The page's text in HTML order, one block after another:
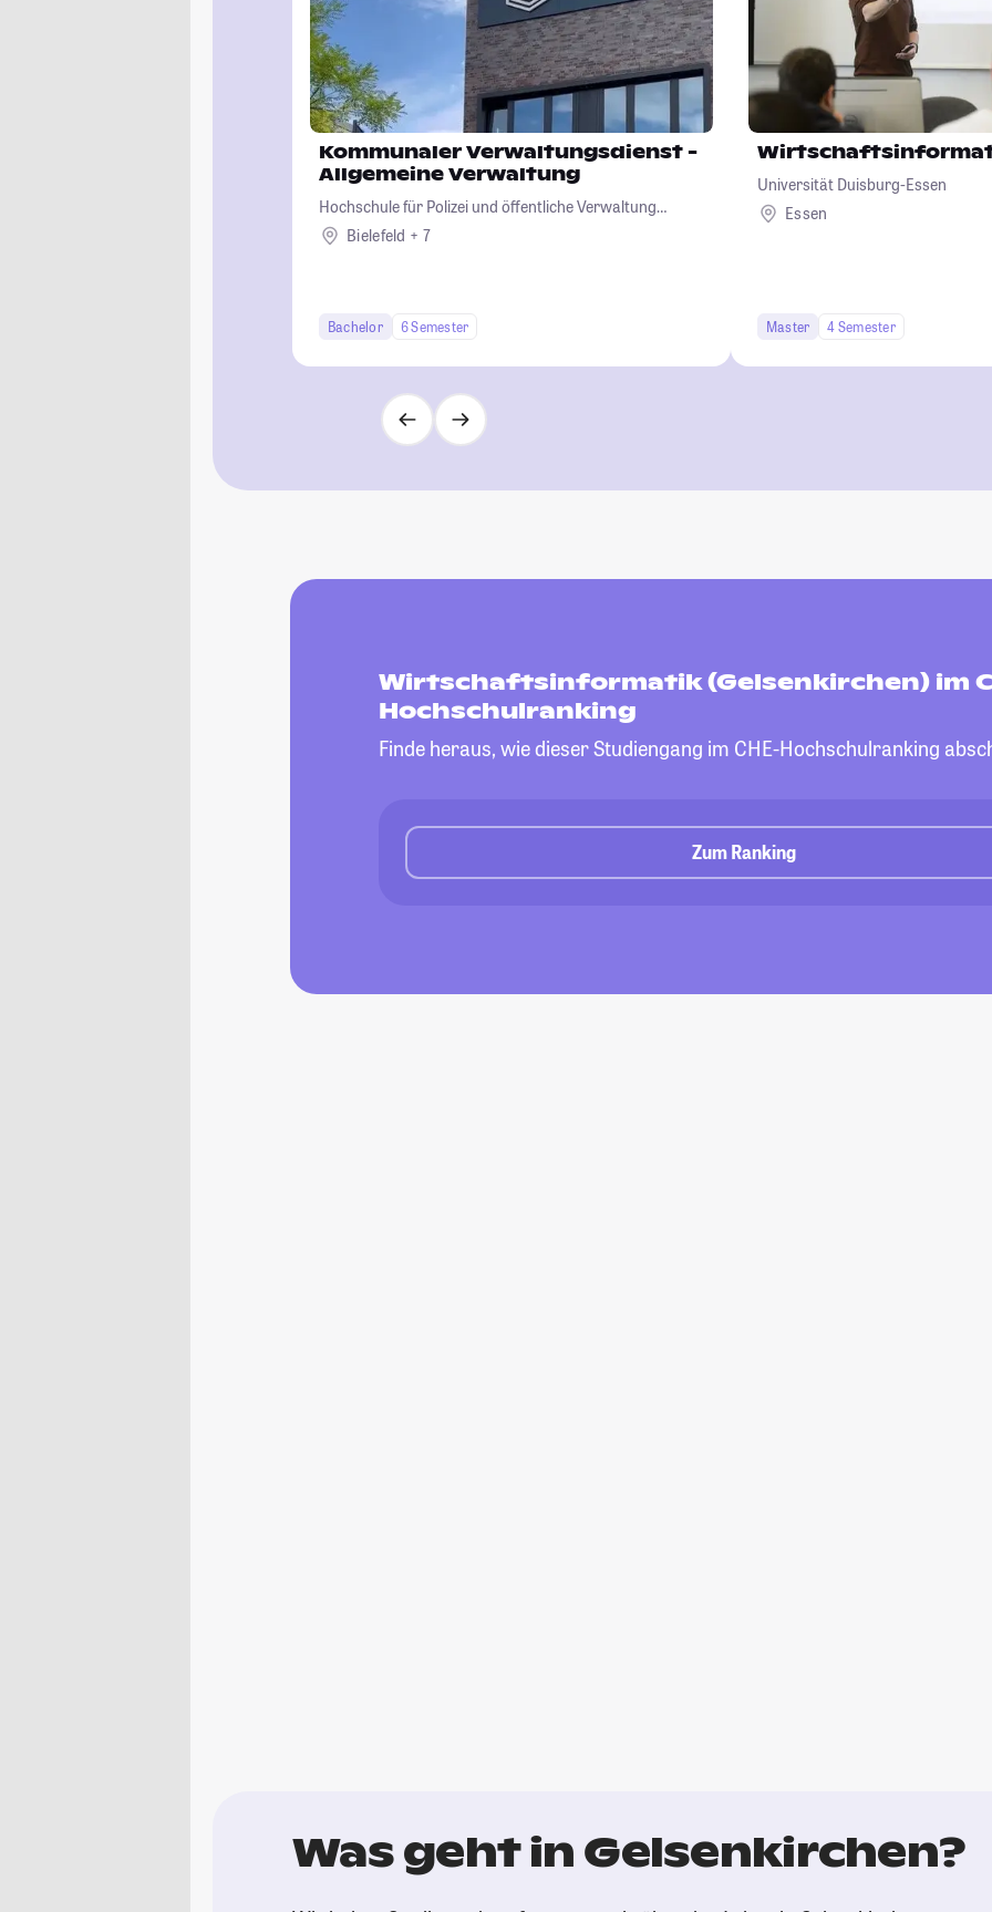
Kommunaler Verwaltungsdienst -
Allgemeine Verwaltung
Hochschule für Polizei und öffentliche Verwaltung
Nordrhein-Westfalen
Bielefeld + 7
Bachelor 6 Semester
Universität Duisburg-Essen
Essen
Master 4 Semester
Wirtschaftsinformatik (Gelsenkirchen) im
Hochschulranking
Finde heraus, wie dieser Studiengang im CHE-Hochschulranking
Zum Ranking
Was geht in Gelsenkirchen?